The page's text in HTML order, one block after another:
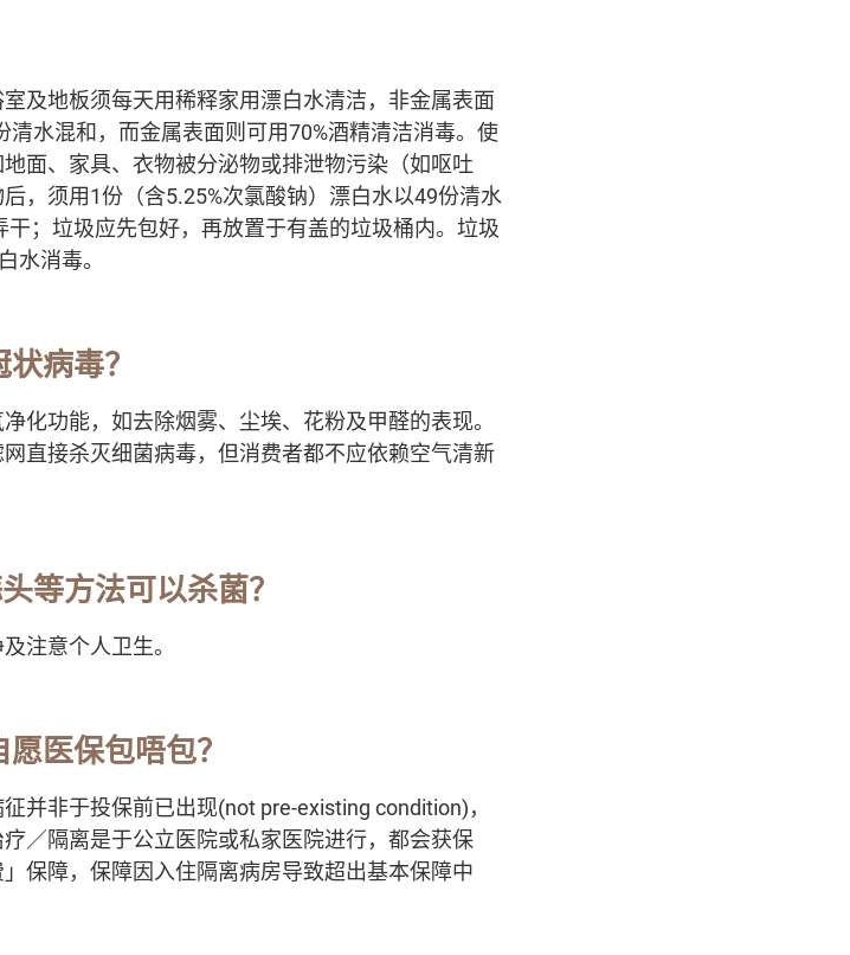
及地板须每天用稀释家用漂白水清洁，非金属表面
水混和，而金属表面则可用70%酒精清洁消毒。使
面、家具、衣物被分泌物或排泄物污染（如呕吐
，须用1份（含5.25%次氯酸钠）漂白水以49份清水
；垃圾应先包好，再放置于有盖的垃圾桶内。垃圾
水消毒。
状病毒？
化功能，如去除烟雾、尘埃、花粉及甲醛的表现。
直接杀灭细菌病毒，但消费者都不应依赖空气清新
等方法可以杀菌？
注意个人卫生。
医保包唔包？
并非于投保前已出现(not pre-existing condition)，
／隔离是于公立医院或私家医院进行，都会获保
保障，保障因入住隔离病房导致超出基本保障中